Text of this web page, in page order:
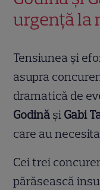
urgență la
Tensiunea și
asupra
dramatică de
Godină și Gabi
care au
Cei trei
părăsească